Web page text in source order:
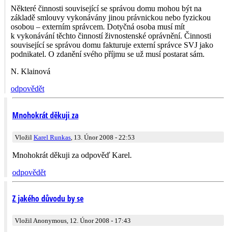
Některé činnosti související se správou domu mohou být na
základě smlouvy vykonávány jinou právnickou nebo fyzickou
osobou – externím správcem. Dotyčná osoba musí mít
k vykonávání těchto činností živnostenské oprávnění. Činnosti
související se správou domu fakturuje externí správce SVJ jako
podnikatel. O zdanění svého příjmu se už musí postarat sám.
N. Klainová
odpovědět
Mnohokrát děkuji za
Vložil Karel Runkas , 13. Únor 2008 - 22:53
Mnohokrát děkuji za odpověď Karel.
odpovědět
Z jakého důvodu by se
Vložil Anonymous, 12. Únor 2008 - 17:43